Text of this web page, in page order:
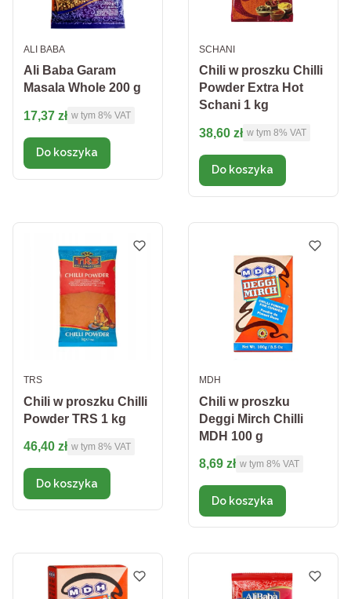
Ali Baba Garam
Masala Whole 200 g
PRODUCENT
ALI BABA
Cena brutto
17,37 zł w tym %s VAT
w tym 8% VAT
Do koszyka
Chili w proszku Chilli
Powder Extra Hot
Schani 1 kg
PRODUCENT
SCHANI
Cena brutto
38,60 zł w tym %s VAT
w tym 8% VAT
Do koszyka
Chili w proszku Chilli
Powder TRS 1 kg
PRODUCENT
TRS
Cena brutto
46,40 zł w tym %s VAT
w tym 8% VAT
Do koszyka
Chili w proszku
Deggi Mirch Chilli
MDH 100 g
PRODUCENT
MDH
Cena brutto
8,69 zł w tym %s VAT
w tym 8% VAT
Do koszyka